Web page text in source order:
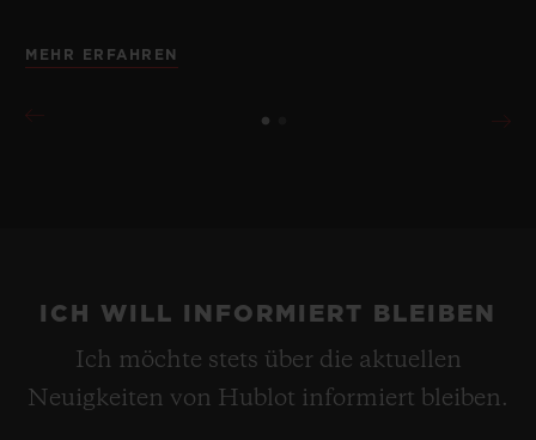
MEHR ERFAHREN
ICH WILL INFORMIERT BLEIBEN
Ich möchte stets über die aktuellen
Neuigkeiten von Hublot informiert bleiben.